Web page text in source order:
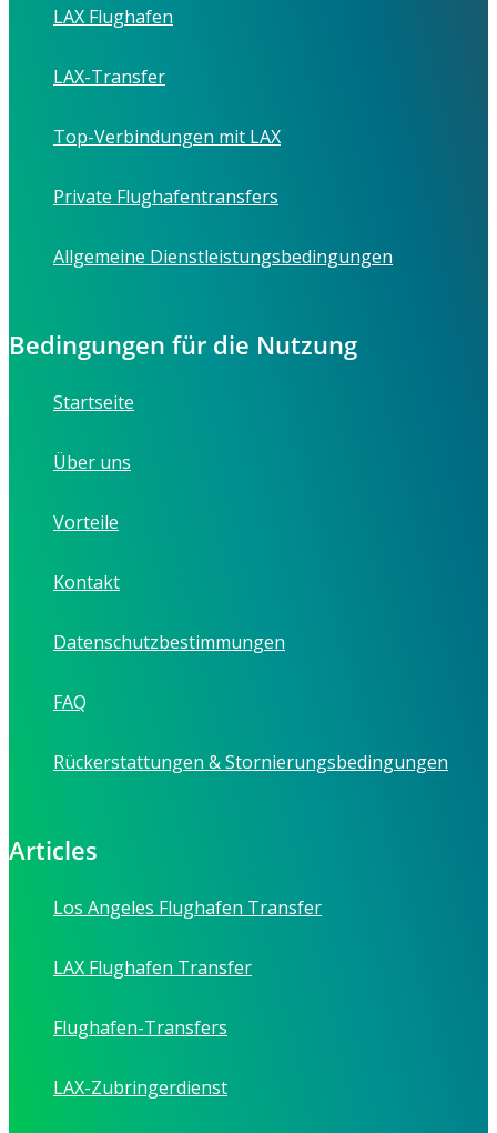
LAX Flughafen
LAX-Transfer
Top-Verbindungen mit LAX
Private Flughafentransfers
Allgemeine Dienstleistungsbedingungen
Bedingungen für die Nutzung
Startseite
Über uns
Vorteile
Kontakt
Datenschutzbestimmungen
FAQ
Rückerstattungen & Stornierungsbedingungen
Articles
Los Angeles Flughafen Transfer
LAX Flughafen Transfer
Flughafen-Transfers
LAX-Zubringerdienst